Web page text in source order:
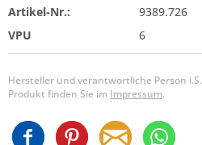
Artikel-Nr.:
9389.726
VPU
6
Hersteller und verantwortliche Person
Produkt finden Sie im Impressum.